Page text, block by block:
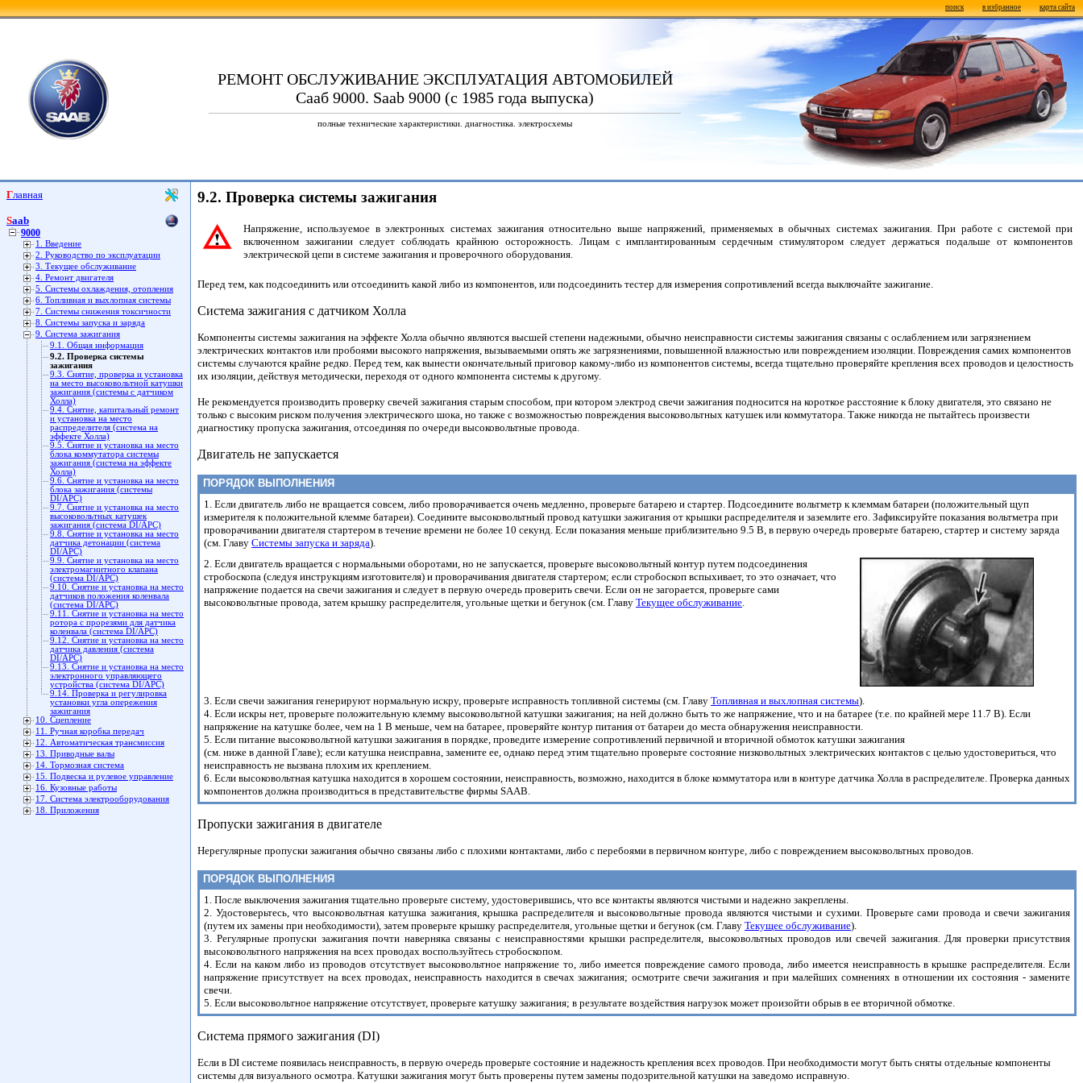
поиск в избранное карта сайта
РЕМОНТ ОБСЛУЖИВАНИЕ ЭКСПЛУАТАЦИЯ АВТОМОБИЛЕЙ
Сааб 9000. Saab 9000 (с 1985 года выпуска)
полные технические характеристики. диагностика. электросхемы
Главная
Saab
9000
1. Введение
2. Руководство по эксплуатации
3. Текущее обслуживание
4. Ремонт двигателя
5. Системы охлаждения, отопления
6. Топливная и выхлопная системы
7. Системы снижения токсичности
8. Системы запуска и заряда
9. Система зажигания
9.1. Общая информация
9.2. Проверка системы
зажигания
9.3. Снятие, проверка и установка
на место высоковольтной катушки
зажигания (системы с датчиком
Холла)
9.4. Снятие, капитальный ремонт
и установка на место
распределителя (система на
эффекте Холла)
9.5. Снятие и установка на место
блока коммутатора системы
зажигания (система на эффекте
Холла)
9.6. Снятие и установка на место
блока зажигания (системы
DI/APC)
9.7. Снятие и установка на место
высоковольтных катушек
зажигания (система DI/APC)
9.8. Снятие и установка на место
датчика детонации (система
DI/APC)
9.9. Снятие и установка на место
электромагнитного клапана
(система DI/APC)
9.10. Снятие и установка на место
датчиков положения коленвала
(система DI/APC)
9.11. Снятие и установка на место
ротора с прорезями для датчика
коленвала (система DI/APC)
9.12. Снятие и установка на место
датчика давления (система
DI/APC)
9.13. Снятие и установка на место
электронного управляющего
устройства (система DI/APC)
9.14. Проверка и регулировка
установки угла опережения
зажигания
10. Сцепление
11. Ручная коробка передач
12. Автоматическая трансмиссия
13. Приводные валы
14. Тормозная система
15. Подвеска и рулевое управление
16. Кузовные работы
17. Система электрооборудования
18. Приложения
9.2. Проверка системы зажигания
Напряжение, используемое в электронных системах зажигания относительно выше напряжений, применяемых в обычных системах зажигания. При работе с системой при
включенном зажигании следует соблюдать крайнюю осторожность. Лицам с имплантированным сердечным стимулятором следует держаться подальше от компонентов
электрической цепи в системе зажигания и проверочного оборудования.
Перед тем, как подсоединить или отсоединить какой либо из компонентов, или подсоединить тестер для измерения сопротивлений всегда выключайте зажигание.
Система зажигания с датчиком Холла
Компоненты системы зажигания на эффекте Холла обычно являются высшей степени надежными, обычно неисправности системы зажигания связаны с ослаблением или загрязнением
электрических контактов или пробоями высокого напряжения, вызываемыми опять же загрязнениями, повышенной влажностью или повреждением изоляции. Повреждения самих компонентов
системы случаются крайне редко. Перед тем, как вынести окончательный приговор какому-либо из компонентов системы, всегда тщательно проверяйте крепления всех проводов и целостность
их изоляции, действуя методически, переходя от одного компонента системы к другому.
Не рекомендуется производить проверку свечей зажигания старым способом, при котором электрод свечи зажигания подносится на короткое расстояние к блоку двигателя, это связано не
только с высоким риском получения электрического шока, но также с возможностью повреждения высоковольтных катушек или коммутатора. Также никогда не пытайтесь произвести
диагностику пропуска зажигания, отсоединяя по очереди высоковольтные провода.
Двигатель не запускается
ПОРЯДОК ВЫПОЛНЕНИЯ
1. Если двигатель либо не вращается совсем, либо проворачивается очень медленно, проверьте батарею и стартер. Подсоедините вольтметр к клеммам батареи (положительный щуп
измерителя к положительной клемме батареи). Соедините высоковольтный провод катушки зажигания от крышки распределителя и заземлите его. Зафиксируйте показания вольтметра при
проворачивании двигателя стартером в течение времени не более 10 секунд. Если показания меньше приблизительно 9.5 В, в первую очередь проверьте батарею, стартер и систему заряда
(см. Главу Системы запуска и заряда).
2. Если двигатель вращается с нормальными оборотами, но не запускается, проверьте высоковольтный контур путем подсоединения
стробоскопа (следуя инструкциям изготовителя) и проворачивания двигателя стартером; если стробоскоп вспыхивает, то это означает, что
напряжение подается на свечи зажигания и следует в первую очередь проверить свечи. Если он не загорается, проверьте сами
высоковольтные провода, затем крышку распределителя, угольные щетки и бегунок (см. Главу Текущее обслуживание.
3. Если свечи зажигания генерируют нормальную искру, проверьте исправность топливной системы (см. Главу Топливная и выхлопная системы).
4. Если искры нет, проверьте положительную клемму высоковольтной катушки зажигания; на ней должно быть то же напряжение, что и на батарее (т.е. по крайней мере 11.7 В). Если
напряжение на катушке более, чем на 1 В меньше, чем на батарее, проверяйте контур питания от батареи до места обнаружения неисправности.
5. Если питание высоковольтной катушки зажигания в порядке, проведите измерение сопротивлений первичной и вторичной обмоток катушки зажигания
(см. ниже в данной Главе); если катушка неисправна, замените ее, однако перед этим тщательно проверьте состояние низковольтных электрических контактов с целью удостовериться, что
неисправность не вызвана плохим их креплением.
6. Если высоковольтная катушка находится в хорошем состоянии, неисправность, возможно, находится в блоке коммутатора или в контуре датчика Холла в распределителе. Проверка данных
компонентов должна производиться в представительстве фирмы SAAB.
Пропуски зажигания в двигателе
Нерегулярные пропуски зажигания обычно связаны либо с плохими контактами, либо с перебоями в первичном контуре, либо с повреждением высоковольтных проводов.
ПОРЯДОК ВЫПОЛНЕНИЯ
1. После выключения зажигания тщательно проверьте систему, удостоверившись, что все контакты являются чистыми и надежно закреплены.
2. Удостоверьтесь, что высоковольтная катушка зажигания, крышка распределителя и высоковольтные провода являются чистыми и сухими. Проверьте сами провода и свечи зажигания
(путем их замены при необходимости), затем проверьте крышку распределителя, угольные щетки и бегунок (см. Главу Текущее обслуживание).
3. Регулярные пропуски зажигания почти наверняка связаны с неисправностями крышки распределителя, высоковольтных проводов или свечей зажигания. Для проверки присутствия
высоковольтного напряжения на всех проводах воспользуйтесь стробоскопом.
4. Если на каком либо из проводов отсутствует высоковольтное напряжение то, либо имеется повреждение самого провода, либо имеется неисправность в крышке распределителя. Если
напряжение присутствует на всех проводах, неисправность находится в свечах зажигания; осмотрите свечи зажигания и при малейших сомнениях в отношении их состояния - замените
свечи.
5. Если высоковольтное напряжение отсутствует, проверьте катушку зажигания; в результате воздействия нагрузок может произойти обрыв в ее вторичной обмотке.
Система прямого зажигания (DI)
Если в DI системе появилась неисправность, в первую очередь проверьте состояние и надежность крепления всех проводов. При необходимости могут быть сняты отдельные компоненты
системы для визуального осмотра. Катушки зажигания могут быть проверены путем замены подозрительной катушки на заведомо исправную.